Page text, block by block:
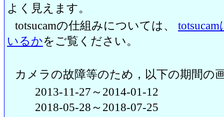
よく見えます。
totsucamの仕組みについては、
いるかをご覧ください。
カメラの故障等のため，以下の期間の
2013-11-27～2014-01-12
2018-05-28～2018-07-25